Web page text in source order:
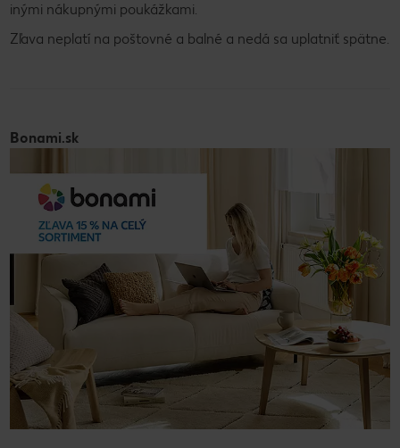
inými nákupnými poukážkami.
Zľava neplatí na poštovné a balné a nedá sa uplatniť spätne.
Bonami.sk